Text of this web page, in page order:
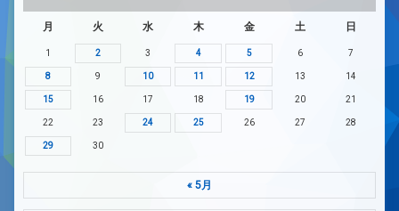
月 火 水 木 金 土 日
1 2 3 4 5 6 7
8 9 10 11 12 13 14
15 16 17 18 19 20 21
22 23 24 25 26 27 28
29 30
« 5月